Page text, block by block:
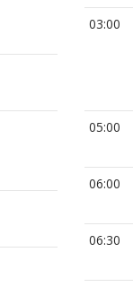
03:00
05:00
06:00
06:30